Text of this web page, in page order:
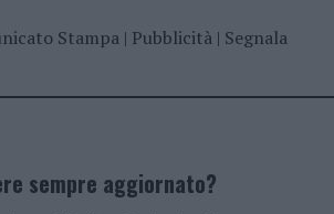
Stampa| Pubblicità| Segnala
sempre aggiornato?